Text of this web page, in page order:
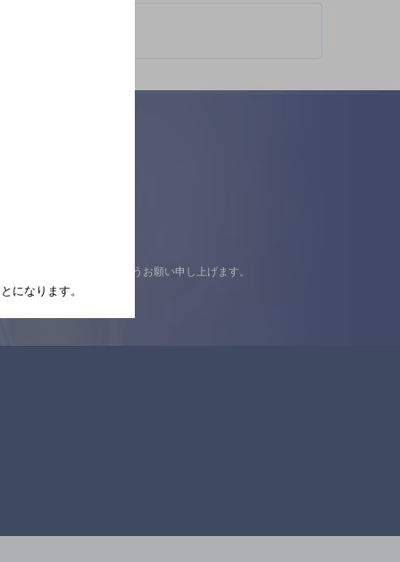
の上ご来店くださいますようお願い申し上げます。
になります。